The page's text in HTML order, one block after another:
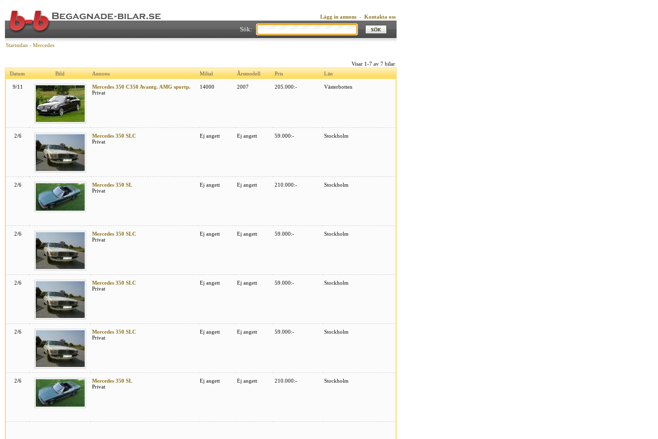
Lägg in annons - Kontakta oss
Sök:
Startsidan - Mercedes
Visar 1-7 av 7 bilar
Datum
Bild Annons Miltal Årsmodell Pris Län
9/11
Mercedes 350 C350 Avantg. AMG sportp.
Privat
14000 2007 205.000:- Västerbotten
2/6
Mercedes 350 SLC
Privat
Ej angett Ej angett 59.000:- Stockholm
2/6
Mercedes 350 SL
Privat
Ej angett Ej angett 210.000:- Stockholm
2/6
Mercedes 350 SLC
Privat
Ej angett Ej angett 59.000:- Stockholm
2/6
Mercedes 350 SLC
Privat
Ej angett Ej angett 59.000:- Stockholm
2/6
Mercedes 350 SLC
Privat
Ej angett Ej angett 59.000:- Stockholm
2/6
Mercedes 350 SL
Privat
Ej angett Ej angett 210.000:- Stockholm